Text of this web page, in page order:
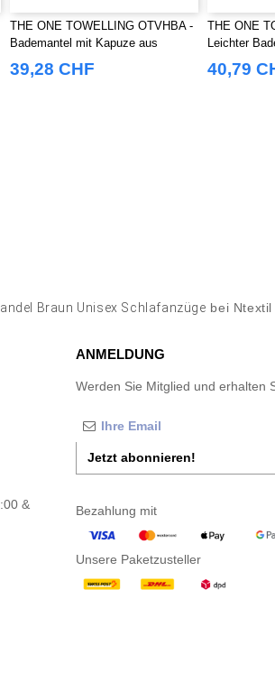
THE ONE TOWELLING OTVHBA -
Bademantel mit Kapuze aus
Velours
39,28 CHF
THE ONE
Leichter
40,79
Braun Unisex Schlafanzüge bei Ntextil
&
ANMELDUNG
Werden Sie Mitglied und erhalten
Jetzt abonnieren!
Bezahlung mit
Unsere Paketzusteller